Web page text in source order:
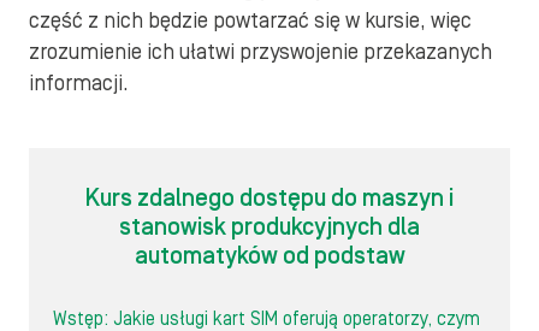
część z nich będzie powtarzać się w kursie, więc
zrozumienie ich ułatwi przyswojenie przekazanych
informacji.
Kurs zdalnego dostępu do maszyn i
stanowisk produkcyjnych dla
automatyków od podstaw
Wstęp: Jakie usługi kart SIM oferują operatorzy, czym